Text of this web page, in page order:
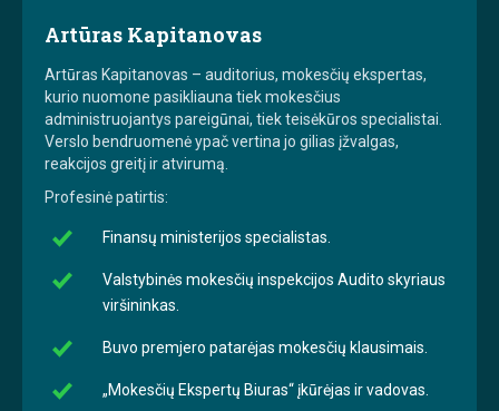
Artūras Kapitanovas
Artūras Kapitanovas – auditorius, mokesčių ekspertas,
kurio nuomone pasikliauna tiek mokesčius
administruojantys pareigūnai, tiek teisėkūros specialistai.
Verslo bendruomenė ypač vertina jo gilias įžvalgas,
reakcijos greitį ir atvirumą.
Profesinė patirtis:
Finansų ministerijos specialistas.
Valstybinės mokesčių inspekcijos Audito skyriaus
viršininkas.
Buvo premjero patarėjas mokesčių klausimais.
„Mokesčių Ekspertų Biuras“ įkūrėjas ir vadovas.